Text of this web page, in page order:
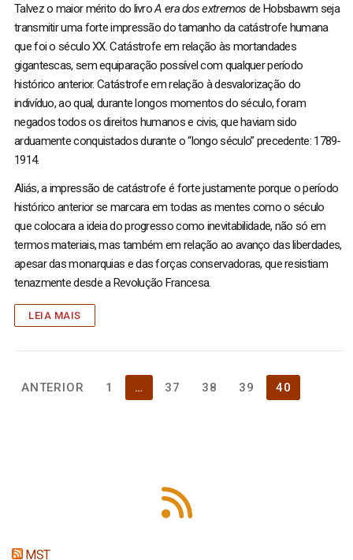
Talvez o maior mérito do livroA era dos extremos de Hobsbawm seja
transmitir uma forte impressão do tamanho da catástrofe humana
que foi o século XX. Catástrofe em relação às mortandades
gigantescas, sem equiparação possível com qualquer período
histórico anterior. Catástrofe em relação à desvalorização do
indivíduo, ao qual, durante longos momentos do século, foram
negados todos os direitos humanos e civis, que haviam sido
arduamente conquistados durante o “longo século” precedente: 1789-
1914.
Aliás, a impressão de catástrofe é forte justamente porque o período
histórico anterior se marcara em todas as mentes como o século
que colocara a ideia do progresso como inevitabilidade, não só em
termos materiais, mas também em relação ao avanço das liberdades,
apesar das monarquias e das forças conservadoras, que resistiam
tenazmente desde a Revolução Francesa.
LEIA MAIS
Paginação
ANTERIOR 1 … 37 38 39 40
MST